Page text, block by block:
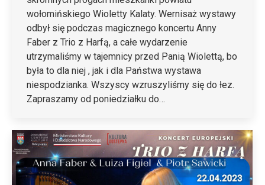
wołomińskiego Wioletty Kalaty. Wernisaż wystawy
odbył się podczas magicznego koncertu Anny
Faber z Trio z Harfą, a całe wydarzenie
utrzymaliśmy w tajemnicy przed Panią Wiolettą, bo
była to dla niej , jak i dla Państwa wystawa
niespodzianka. Wszyscy wzruszyliśmy się do łez.
Zapraszamy od poniedziałku do…